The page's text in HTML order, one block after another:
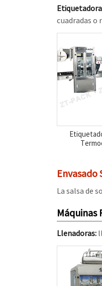
cuadradas o
Envasado
La salsa de
Máquinas
Llenadoras: